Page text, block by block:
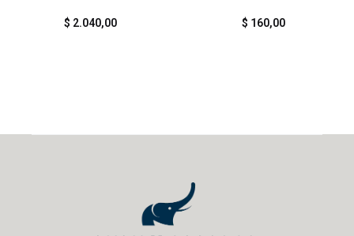
$ 2.040,00 $ 160,00